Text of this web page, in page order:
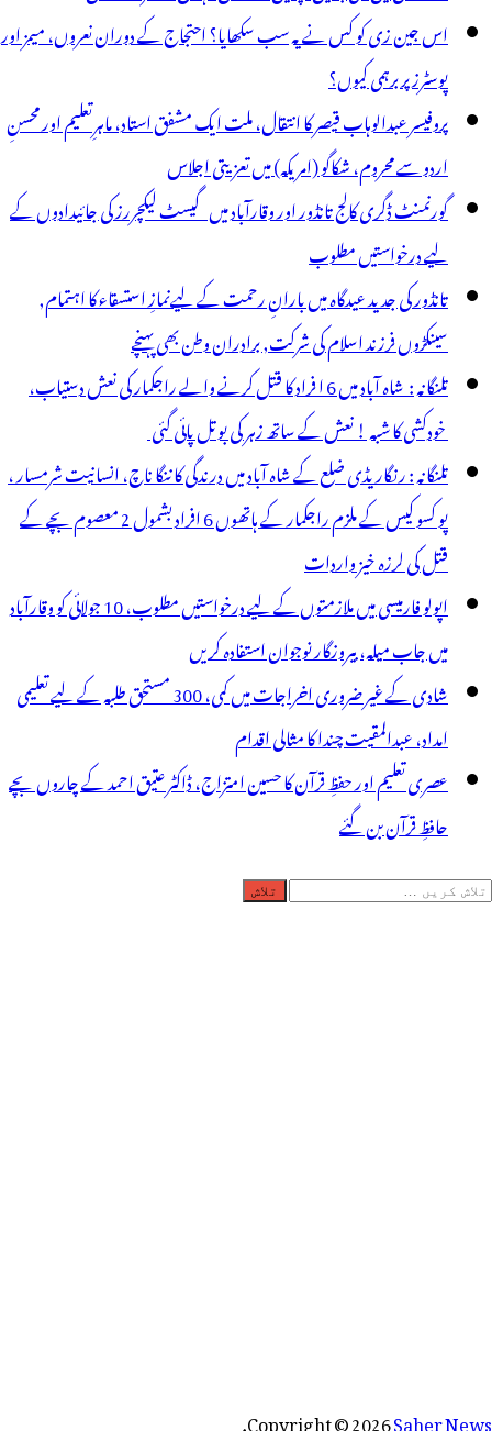
اس جین زی کو کس نے یہ سب سکھایا؟ احتجاج کے دوران نعروں، میمز اور
پوسٹرز پر برہمی کیوں؟
پروفیسر عبدالوہاب قیصر کا انتقال، ملت ایک مشفق استاد، ماہرِتعلیم اور محسنِ
اردو سے محروم، شکاگو (امریکہ) میں تعزیتی اجلاس
گورنمنٹ ڈگری کالج تانڈور اور وقارآباد میں گیسٹ لیکچررز کی جائیدادوں کے
لیے درخواستیں مطلوب
تانڈور کی جدید عیدگاہ میں بارانِ رحمت کے لیےنمازِ استسقاء کا اہتمام,
سینکڑوں فرزند اسلام کی شرکت, برادران وطن بھی پہنچے
تلنگانہ : شاہ آباد میں 6 ا فراد کا قتل کرنے والے راجکمار کی نعش دستیاب،
خودکشی کا شبہ ! نعش کے ساتھ زہر کی بوتل پائی گئی
تلنگانہ : رنگاریڈی ضلع کے شاہ آباد میں درندگی کا ننگا ناچ، انسانیت شرمسار ،
پو کسو کیس کے ملزم راجکمار کے ہاتھوں 6 افراد بشمول 2 معصوم بچے کے
قتل کی لرزہ خیز واردات
اپولو فارمیسی میں ملازمتوں کے لیے درخواستیں مطلوب، 10 جولائی کو وقارآباد
میں جاب میلہ، بیروزگار نوجوان استفادہ کریں
شادی کے غیر ضروری اخراجات میں کمی، 300 مستحق طلبہ کے لیے تعلیمی
امداد، عبدالمقیت چندا کا مثالی اقدام
عصری تعلیم اور حفظِ قرآن کا حسین امتزاج، ڈاکٹر عتیق احمد کے چاروں بچے
حافظِ قرآن بن گئے
تلاش
Copyright © 2026Saher News
.